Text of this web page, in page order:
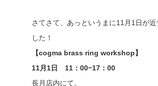
さてさて、あっというまに11月1日が近
した！
【cogma brass ring workshop】
11月1日 11：00−17：00
長月店内にて。